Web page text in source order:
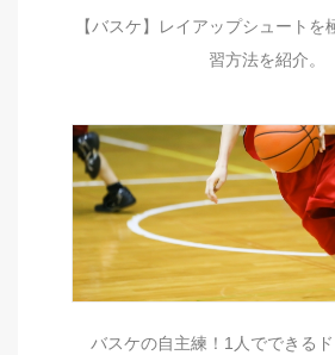
【バスケ】レイアップシュートを
習方法を紹介。
バスケの自主練！1人でできる